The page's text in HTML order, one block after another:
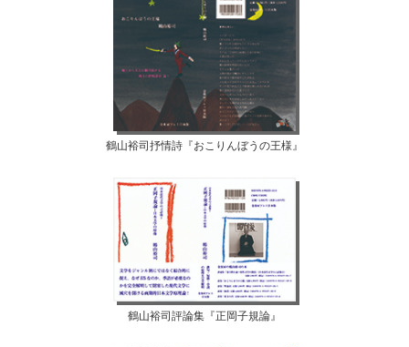
鶴山裕司抒情詩『おこりんぼうの王様』
鶴山裕司評論集『正岡子規論』